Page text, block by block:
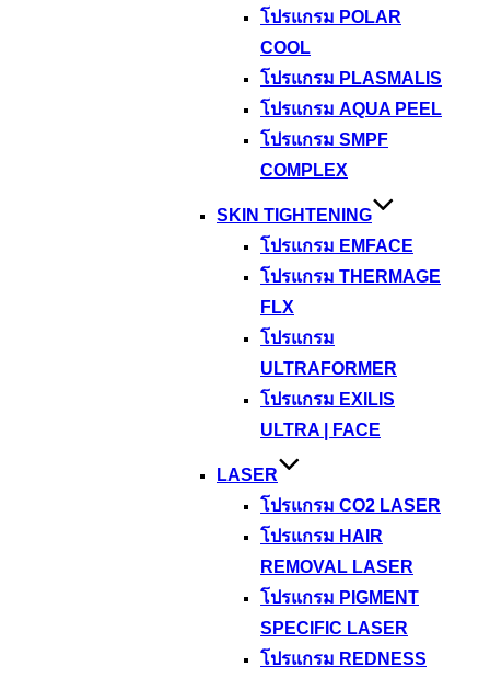
โปรแกรม POLAR
COOL
โปรแกรม PLASMALIS
โปรแกรม AQUA PEEL
โปรแกรม SMPF
COMPLEX
SKIN TIGHTENING
โปรแกรม EMFACE
โปรแกรม THERMAGE
FLX
โปรแกรม
ULTRAFORMER
โปรแกรม EXILIS
ULTRA | FACE
LASER
โปรแกรม CO2 LASER
โปรแกรม HAIR
REMOVAL LASER
โปรแกรม PIGMENT
SPECIFIC LASER
โปรแกรม REDNESS